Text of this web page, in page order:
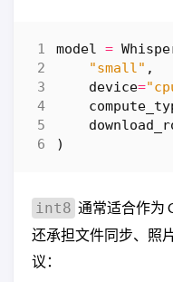
model =
"small" ,
device=
)
int8 通常适合作为
还承担文件同步、照
议：